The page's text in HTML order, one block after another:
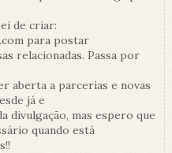
de criar:
para postar
relacionadas. Passa por
aberta a parcerias e novas
já e
divulgação, mas espero que
quando está